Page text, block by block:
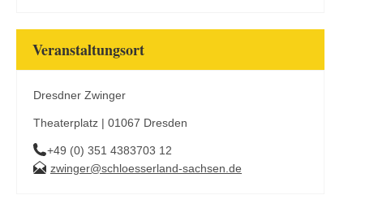
Veranstaltungsort
Dresdner Zwinger
Theaterplatz | 01067 Dresden
+49 (0) 351 4383703 12
zwinger@schloesserland-sachsen.de